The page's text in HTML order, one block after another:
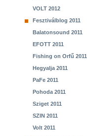
VOLT 2012
Fesztiválblog 2011
Balatonsound 2011
EFOTT 2011
Fishing on Orfű 2011
Hegyalja 2011
PaFe 2011
Pohoda 2011
Sziget 2011
SZIN 2011
Volt 2011